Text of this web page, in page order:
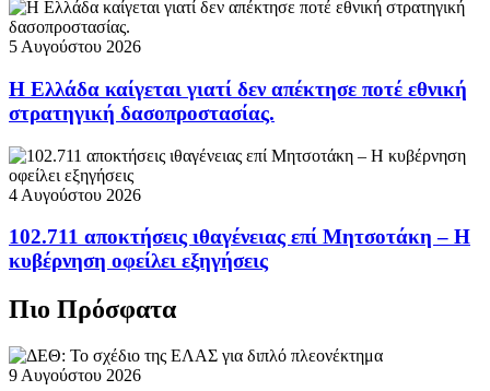
5 Αυγούστου 2026
Η Ελλάδα καίγεται γιατί δεν απέκτησε ποτέ εθνική
στρατηγική δασοπροστασίας.
4 Αυγούστου 2026
102.711 αποκτήσεις ιθαγένειας επί Μητσοτάκη – Η
κυβέρνηση οφείλει εξηγήσεις
Πιο Πρόσφατα
9 Αυγούστου 2026